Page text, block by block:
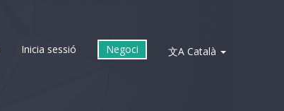
Inicia sessió Negoci 文ACatalà